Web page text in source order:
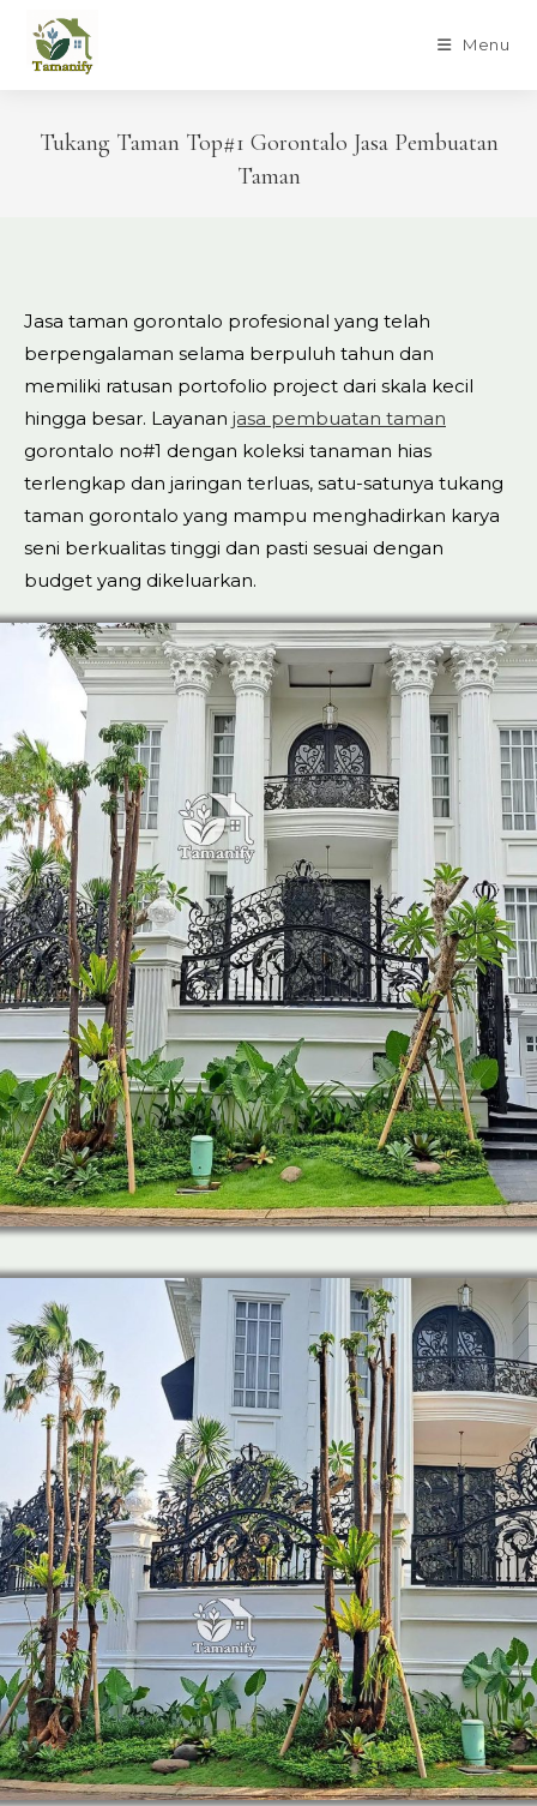
content
Menu
Tukang Taman Top#1 Gorontalo Jasa Pembuatan
Taman
Jasa taman gorontalo profesional yang telah
berpengalaman selama berpuluh tahun dan
memiliki ratusan portofolio project dari skala kecil
hingga besar. Layanan jasa pembuatan taman
gorontalo no#1 dengan koleksi tanaman hias
terlengkap dan jaringan terluas, satu-satunya tukang
taman gorontalo yang mampu menghadirkan karya
seni berkualitas tinggi dan pasti sesuai dengan
budget yang dikeluarkan.